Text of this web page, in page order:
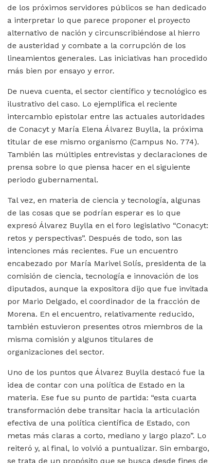
de los próximos servidores públicos se han dedicado
a interpretar lo que parece proponer el proyecto
alternativo de nación y circunscribiéndose al hierro
de austeridad y combate a la corrupción de los
lineamientos generales. Las iniciativas han procedido
más bien por ensayo y error.
De nueva cuenta, el sector científico y tecnológico es
ilustrativo del caso. Lo ejemplifica el reciente
intercambio epistolar entre las actuales autoridades
de Conacyt y María Elena Álvarez Buylla, la próxima
titular de ese mismo organismo (Campus No. 774).
También las múltiples entrevistas y declaraciones de
prensa sobre lo que piensa hacer en el siguiente
periodo gubernamental.
Tal vez, en materia de ciencia y tecnología, algunas
de las cosas que se podrían esperar es lo que
expresó Álvarez Buylla en el foro legislativo “Conacyt:
retos y perspectivas”. Después de todo, son las
intenciones más recientes. Fue un encuentro
encabezado por María Marivel Solís, presidenta de la
comisión de ciencia, tecnología e innovación de los
diputados, aunque la expositora dijo que fue invitada
por Mario Delgado, el coordinador de la fracción de
Morena. En el encuentro, relativamente reducido,
también estuvieron presentes otros miembros de la
misma comisión y algunos titulares de
organizaciones del sector.
Uno de los puntos que Álvarez Buylla destacó fue la
idea de contar con una política de Estado en la
materia. Ese fue su punto de partida: “esta cuarta
transformación debe transitar hacia la articulación
efectiva de una política científica de Estado, con
metas más claras a corto, mediano y largo plazo”. Lo
reiteró y, al final, lo volvió a puntualizar. Sin embargo,
se trata de un propósito que se busca desde fines de